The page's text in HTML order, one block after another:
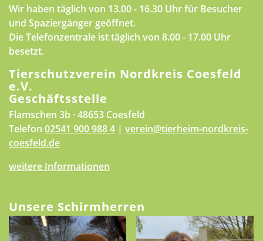
Wir haben täglich von 13.00 - 16.30 Uhr für Besucher
und Spaziergänger geöffnet.
Die Telefonzentrale ist täglich von 8.00 - 17.00 Uhr
besetzt.
Tierschutzverein Nordkreis Coesfeld
e.V.
Geschäftsstelle
Flamschen 3b · 48653 Coesfeld
Telefon 02541 900 988 4 | verein@tierheim-nordkreis-
coesfeld.de
weitere Informationen
Unsere Schirmherren